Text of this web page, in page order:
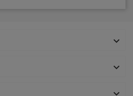

